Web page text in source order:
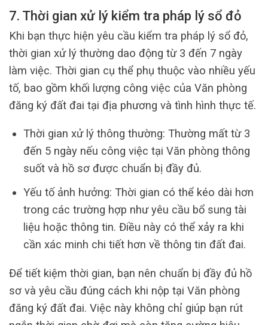
7. Thời gian xử lý kiểm tra pháp lý sổ đỏ
Khi bạn thực hiện yêu cầu kiểm tra pháp lý sổ đỏ,
thời gian xử lý thường dao động từ 3 đến 7 ngày
làm việc. Thời gian cụ thể phụ thuộc vào nhiều yếu
tố, bao gồm khối lượng công việc của Văn phòng
đăng ký đất đai tại địa phương và tình hình thực tế.
Thời gian xử lý thông thường: Thường mất từ 3
đến 5 ngày nếu công việc tại Văn phòng thông
suốt và hồ sơ được chuẩn bị đầy đủ.
Yếu tố ảnh hưởng: Thời gian có thể kéo dài hơn
trong các trường hợp như yêu cầu bổ sung tài
liệu hoặc thông tin. Điều này có thể xảy ra khi
cần xác minh chi tiết hơn về thông tin đất đai.
Để tiết kiệm thời gian, bạn nên chuẩn bị đầy đủ hồ
sơ và yêu cầu đúng cách khi nộp tại Văn phòng
đăng ký đất đai. Việc này không chỉ giúp bạn rút